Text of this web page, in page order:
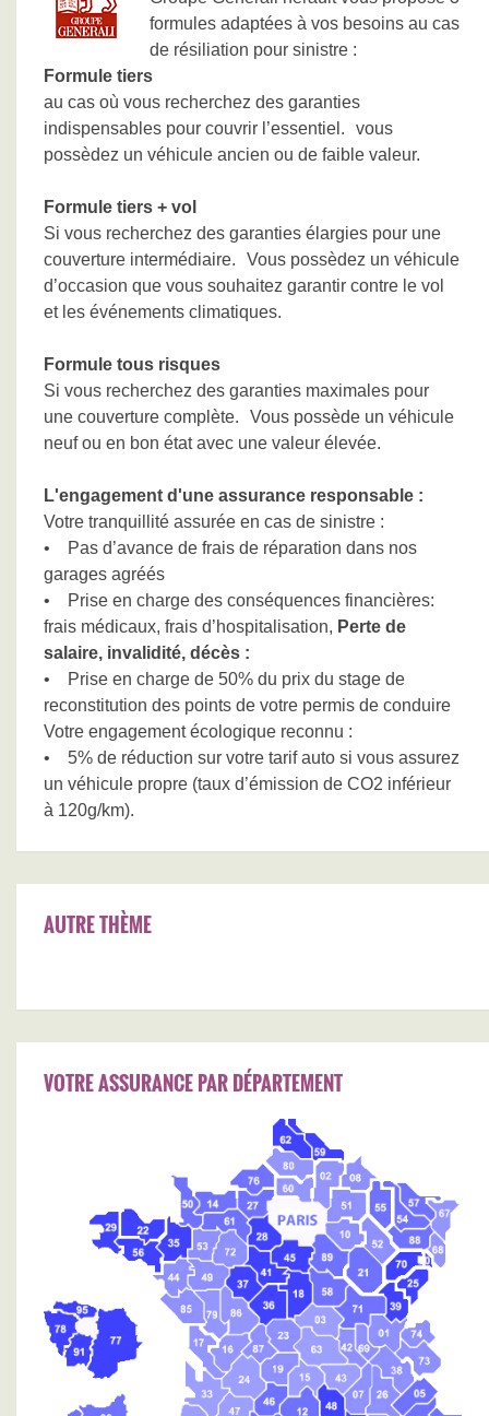
formules adaptées à vos besoins au cas
de résiliation pour sinistre :
Formule tiers
au cas où vous recherchez des garanties
indispensables pour couvrir l’essentiel. vous
possèdez un véhicule ancien ou de faible valeur.
Formule tiers + vol
Si vous recherchez des garanties élargies pour une
couverture intermédiaire. Vous possèdez un véhicule
d’occasion que vous souhaitez garantir contre le vol
et les événements climatiques.
Formule tous risques
Si vous recherchez des garanties maximales pour
une couverture complète. Vous possède un véhicule
neuf ou en bon état avec une valeur élevée.
L'engagement d'une assurance responsable :
Votre tranquillité assurée en cas de sinistre :
• Pas d’avance de frais de réparation dans nos
garages agréés
• Prise en charge des conséquences financières:
frais médicaux, frais d’hospitalisation, Perte de
salaire, invalidité, décès :
• Prise en charge de 50% du prix du stage de
reconstitution des points de votre permis de conduire
Votre engagement écologique reconnu :
• 5% de réduction sur votre tarif auto si vous assurez
un véhicule propre (taux d’émission de CO2 inférieur
à 120g/km).
AUTRE THÈME
VOTRE ASSURANCE PAR DÉPARTEMENT